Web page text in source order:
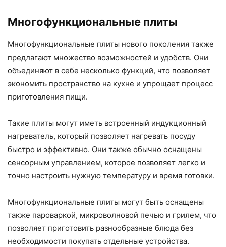
Многофункциональные плиты
Многофункциональные плиты нового поколения также
предлагают множество возможностей и удобств. Они
объединяют в себе несколько функций, что позволяет
экономить пространство на кухне и упрощает процесс
приготовления пищи.
Такие плиты могут иметь встроенный индукционный
нагреватель, который позволяет нагревать посуду
быстро и эффективно. Они также обычно оснащены
сенсорным управлением, которое позволяет легко и
точно настроить нужную температуру и время готовки.
Многофункциональные плиты могут быть оснащены
также пароваркой, микроволновой печью и грилем, что
позволяет приготовить разнообразные блюда без
необходимости покупать отдельные устройства.